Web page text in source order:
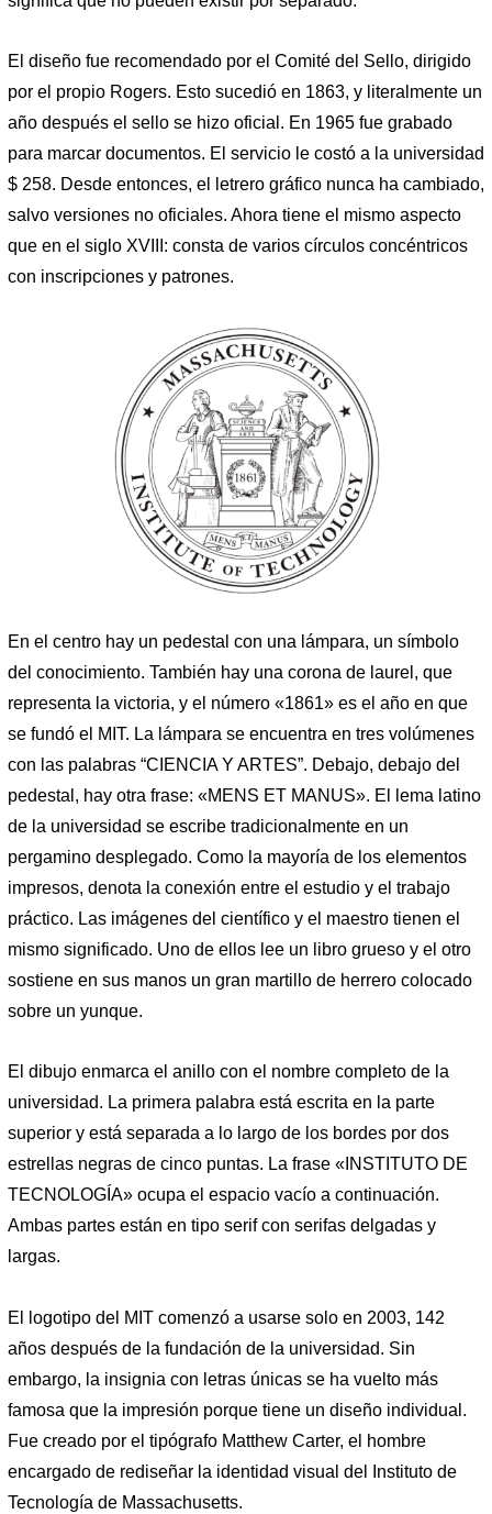
El diseño fue recomendado por el Comité del Sello, dirigido
por el propio Rogers. Esto sucedió en 1863, y literalmente un
año después el sello se hizo oficial. En 1965 fue grabado
para marcar documentos. El servicio le costó a la universidad
$ 258. Desde entonces, el letrero gráfico nunca ha cambiado,
salvo versiones no oficiales. Ahora tiene el mismo aspecto
que en el siglo XVIII: consta de varios círculos concéntricos
con inscripciones y patrones.
En el centro hay un pedestal con una lámpara, un símbolo
del conocimiento. También hay una corona de laurel, que
representa la victoria, y el número «1861» es el año en que
se fundó el MIT. La lámpara se encuentra en tres volúmenes
con las palabras “CIENCIA Y ARTES”. Debajo, debajo del
pedestal, hay otra frase: «MENS ET MANUS». El lema latino
de la universidad se escribe tradicionalmente en un
pergamino desplegado. Como la mayoría de los elementos
impresos, denota la conexión entre el estudio y el trabajo
práctico. Las imágenes del científico y el maestro tienen el
mismo significado. Uno de ellos lee un libro grueso y el otro
sostiene en sus manos un gran martillo de herrero colocado
sobre un yunque.
El dibujo enmarca el anillo con el nombre completo de la
universidad. La primera palabra está escrita en la parte
superior y está separada a lo largo de los bordes por dos
estrellas negras de cinco puntas. La frase «INSTITUTO DE
TECNOLOGÍA» ocupa el espacio vacío a continuación.
Ambas partes están en tipo serif con serifas delgadas y
largas.
El logotipo del MIT comenzó a usarse solo en 2003, 142
años después de la fundación de la universidad. Sin
embargo, la insignia con letras únicas se ha vuelto más
famosa que la impresión porque tiene un diseño individual.
Fue creado por el tipógrafo Matthew Carter, el hombre
encargado de rediseñar la identidad visual del Instituto de
Tecnología de Massachusetts.